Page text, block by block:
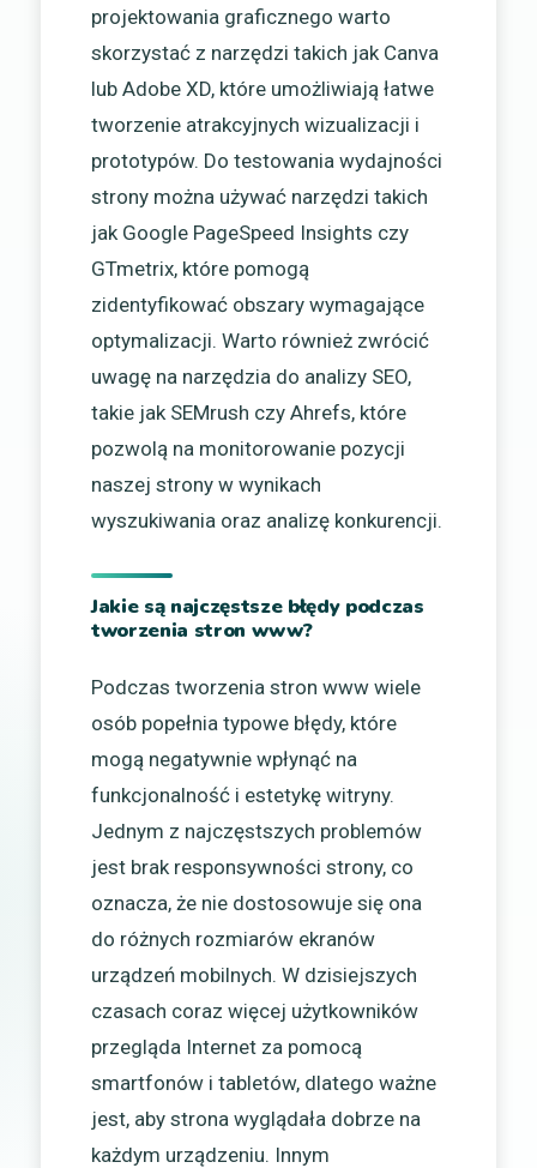
projektowania graficznego warto
skorzystać z narzędzi takich jak Canva
lub Adobe XD, które umożliwiają łatwe
tworzenie atrakcyjnych wizualizacji i
prototypów. Do testowania wydajności
strony można używać narzędzi takich
jak Google PageSpeed Insights czy
GTmetrix, które pomogą
zidentyfikować obszary wymagające
optymalizacji. Warto również zwrócić
uwagę na narzędzia do analizy SEO,
takie jak SEMrush czy Ahrefs, które
pozwolą na monitorowanie pozycji
naszej strony w wynikach
wyszukiwania oraz analizę konkurencji.
Jakie są najczęstsze błędy podczas
tworzenia stron www?
Podczas tworzenia stron www wiele
osób popełnia typowe błędy, które
mogą negatywnie wpłynąć na
funkcjonalność i estetykę witryny.
Jednym z najczęstszych problemów
jest brak responsywności strony, co
oznacza, że nie dostosowuje się ona
do różnych rozmiarów ekranów
urządzeń mobilnych. W dzisiejszych
czasach coraz więcej użytkowników
przegląda Internet za pomocą
smartfonów i tabletów, dlatego ważne
jest, aby strona wyglądała dobrze na
każdym urządzeniu. Innym